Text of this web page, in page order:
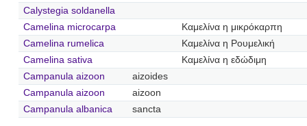
Calystegia soldanella
Camelina microcarpa
Καμελίνα η μικρόκαρπη
Camelina rumelica
Καμελίνα η Ρουμελική
Camelina sativa
Καμελίνα η εδώδιμη
Campanula aizoon
aizoides
Campanula aizoon
aizoon
Campanula albanica
sancta